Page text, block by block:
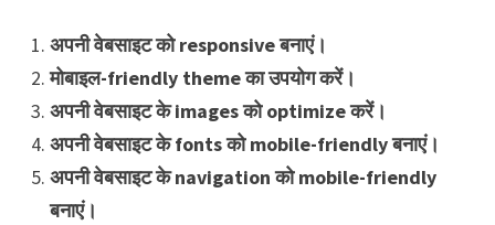
अपनी वेबसाइट को responsive बनाएं।
मोबाइल-friendly theme का उपयोग करें।
अपनी वेबसाइट के images को optimize करें।
अपनी वेबसाइट के fonts को mobile-friendly बनाएं।
अपनी वेबसाइट के navigation को mobile-friendly
बनाएं।